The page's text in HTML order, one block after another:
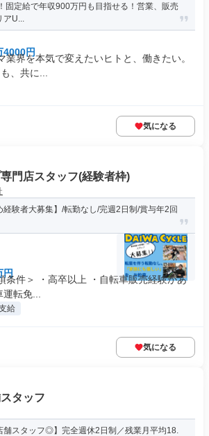
固定給で年収900万円も目指せる！営業、販売
アU...
4000円
業界を本気で変えたいヒトと、働きたい。
、共に...
気になる
門店スタッフ(経験者枠)
経験者大募集】/転勤なし/完週2日制/賞与年2回
円
条件＞ ・高卒以上 ・自転車販売経験があ
転免...
給
気になる
タッフ
舗スタッフ◎】完全週休2日制／残業月平均18.